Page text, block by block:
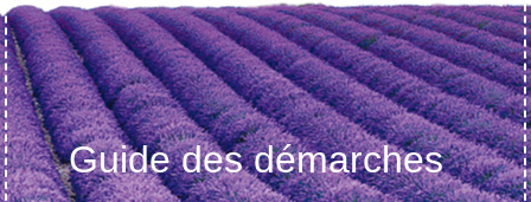
Guide des démarches